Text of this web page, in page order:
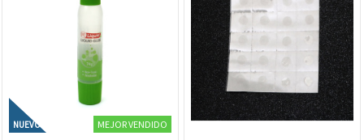
NUEVO MEJOR VENDIDO